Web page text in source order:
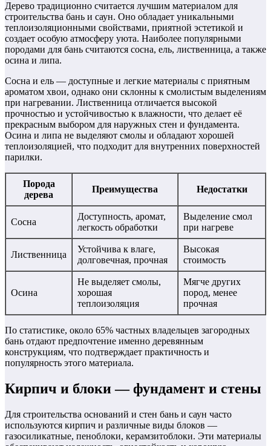
Дерево традиционно считается лучшим материалом для
строительства бань и саун. Оно обладает уникальными
теплоизоляционными свойствами, приятной эстетикой и
создает особую атмосферу уюта. Наиболее популярными
породами для бань считаются сосна, ель, лиственница, а также
осина и липа.
Сосна и ель — доступные и легкие материалы с приятным
ароматом хвои, однако они склонны к смолистым выделениям
при нагревании. Лиственница отличается высокой
прочностью и устойчивостью к влажности, что делает её
прекрасным выбором для наружных стен и фундамента.
Осина и липа не выделяют смолы и обладают хорошей
теплоизоляцией, что подходит для внутренних поверхностей
парилки.
Порода
дерева
Преимущества Недостатки
Сосна
Доступность, аромат,
легкость обработки
Выделение смол
при нагреве
Лиственница
Устойчива к влаге,
долговечная, прочная
Высокая
стоимость
Осина
Не выделяет смолы,
хорошая
теплоизоляция
Мягче других
пород, менее
прочная
По статистике, около 65% частных владельцев загородных
бань отдают предпочтение именно деревянным
конструкциям, что подтверждает практичность и
популярность этого материала.
Кирпич и блоки — фундамент и стены
Для строительства оснований и стен бань и саун часто
используются кирпич и различные виды блоков —
газосиликатные, пеноблоки, керамзитоблоки. Эти материалы